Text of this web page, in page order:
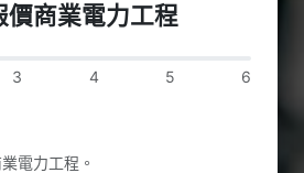
價商業電力工程
3 4 5 6
電力工程。